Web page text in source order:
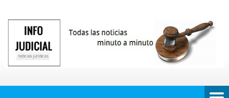
contenido